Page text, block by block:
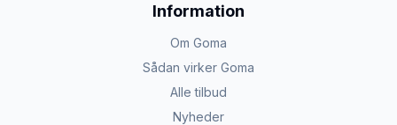
Information
Om Goma
Sådan virker Goma
Alle tilbud
Nyheder